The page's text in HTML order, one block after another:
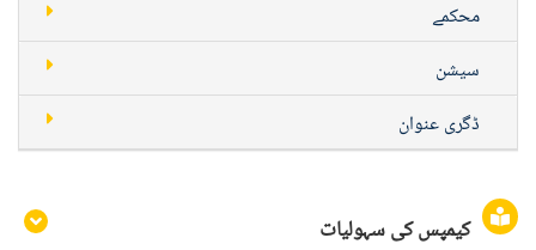
محکمے
سیشن
ڈگری عنوان
کیمپس کی سہولیات